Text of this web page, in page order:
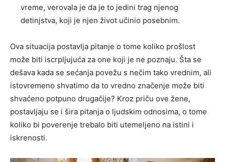
vreme, verovala je da je to jedini trag njenog
detinjstva, koji je njen život učinio posebnim.
Ova situacija postavlja pitanje o tome koliko prošlost
može biti iscrpljujuća za one koji je ne poznaju. Šta se
dešava kada se sećanja povežu s nečim tako vrednim, ali
istovremeno shvatimo da to vredno značenje može biti
shvaćeno potpuno drugačije? Kroz priču ove žene,
postavljaju se i šira pitanja o ljudskim odnosima, o tome
koliko bi poverenje trebalo biti utemeljeno na istini i
iskrenosti.